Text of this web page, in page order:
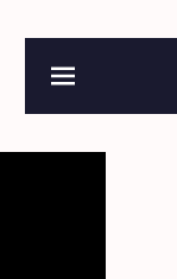
Online reserveren